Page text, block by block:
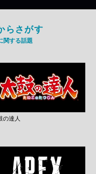
らさがす
関する話題
の達人